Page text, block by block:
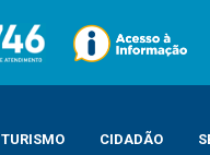
TURISMO CIDADÃO